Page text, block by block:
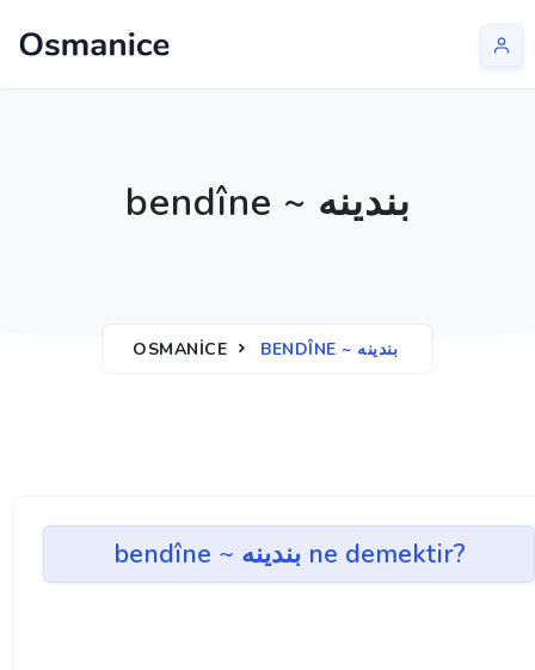
bendîne ~ بندينه
OSMANICE BENDÎNE ~ بندينه
bendîne ~ بندينه ne demektir?